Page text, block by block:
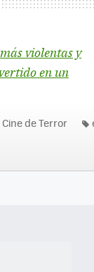
violentas y
en un
Cine de Terror